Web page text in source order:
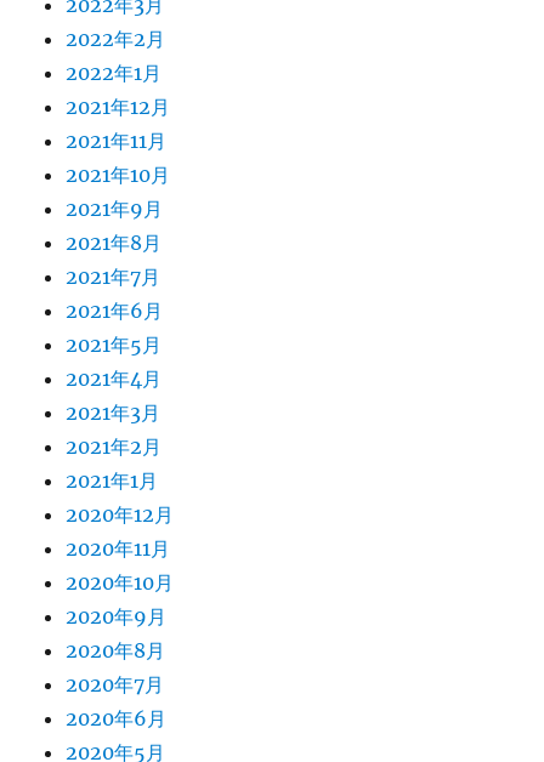
2022年3月
2022年2月
2022年1月
2021年12月
2021年11月
2021年10月
2021年9月
2021年8月
2021年7月
2021年6月
2021年5月
2021年4月
2021年3月
2021年2月
2021年1月
2020年12月
2020年11月
2020年10月
2020年9月
2020年8月
2020年7月
2020年6月
2020年5月